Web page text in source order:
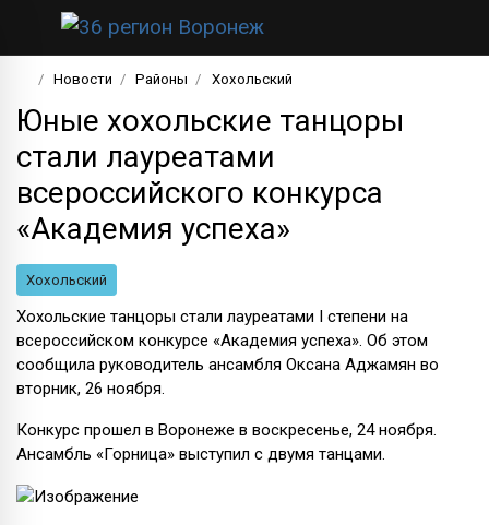
Новости Районы Хохольский
Юные хохольские танцоры
стали лауреатами
всероссийского конкурса
«Академия успеха»
Хохольский
Хохольские танцоры стали лауреатами I степени на
всероссийском конкурсе «Академия успеха». Об этом
сообщила руководитель ансамбля Оксана Аджамян во
вторник, 26 ноября.
Конкурс прошел в Воронеже в воскресенье, 24 ноября.
Ансамбль «Горница» выступил с двумя танцами.